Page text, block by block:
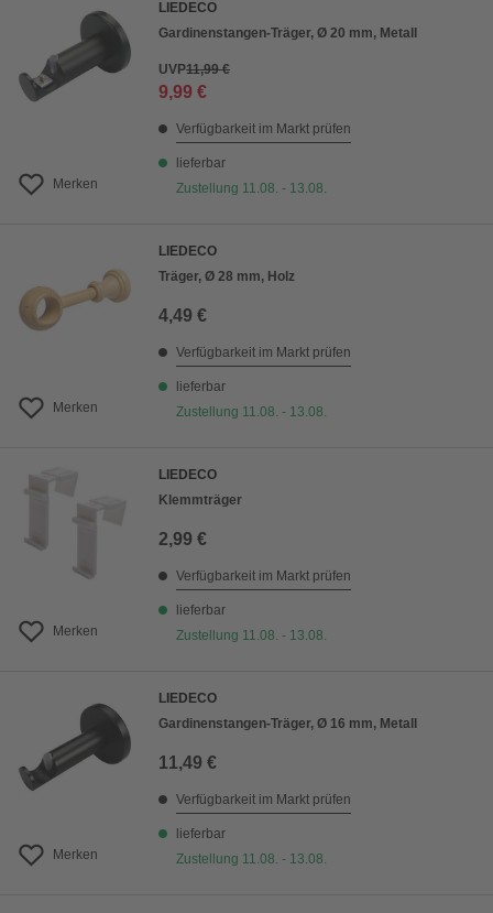
Merken
LIEDECO
Gardinenstangen-Träger, Ø 20 mm, Metall
UVP11,99 €
9,99 €
Verfügbarkeit im Markt prüfen
lieferbar
Zustellung 11.08. - 13.08.
Merken
LIEDECO
Träger, Ø 28 mm, Holz
4,49 €
Verfügbarkeit im Markt prüfen
lieferbar
Zustellung 11.08. - 13.08.
Merken
LIEDECO
Klemmträger
2,99 €
Verfügbarkeit im Markt prüfen
lieferbar
Zustellung 11.08. - 13.08.
Merken
LIEDECO
Gardinenstangen-Träger, Ø 16 mm, Metall
11,49 €
Verfügbarkeit im Markt prüfen
lieferbar
Zustellung 11.08. - 13.08.